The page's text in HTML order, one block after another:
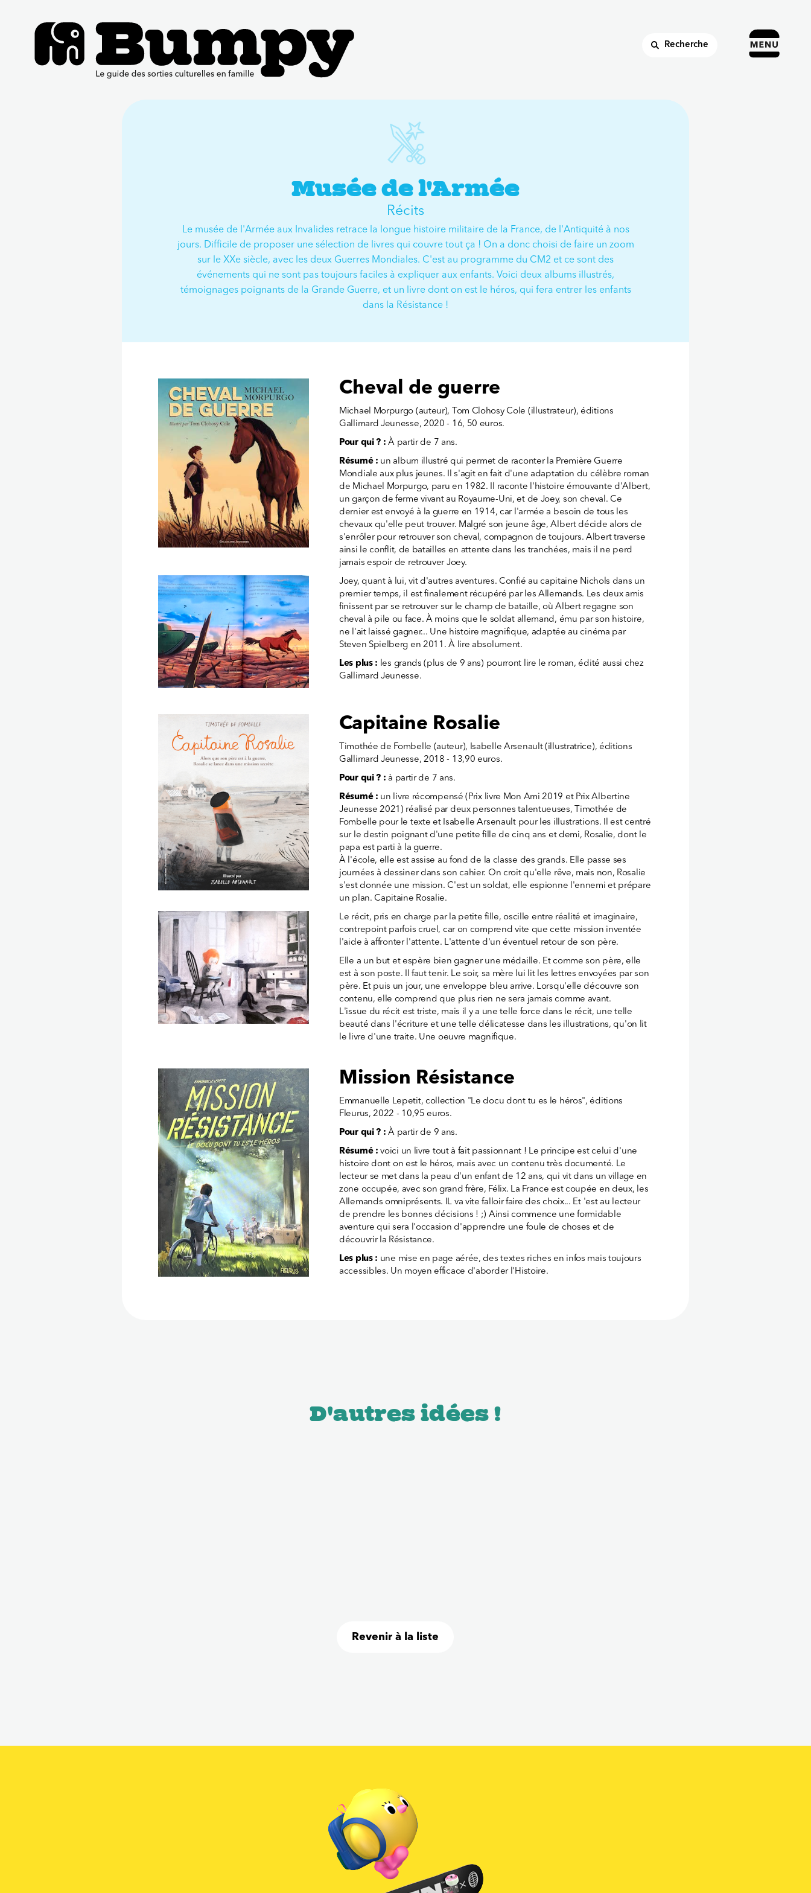
Recherche
Musée de l'Armée
Récits
Le musée de l'Armée aux Invalides retrace la longue histoire militaire de la France, de l'Antiquité à nos
jours. Difficile de proposer une sélection de livres qui couvre tout ça ! On a donc choisi de faire un zoom
sur le XXe siècle, avec les deux Guerres Mondiales. C'est au programme du CM2 et ce sont des
événements qui ne sont pas toujours faciles à expliquer aux enfants. Voici deux albums illustrés,
témoignages poignants de la Grande Guerre, et un livre dont on est le héros, qui fera entrer les enfants
dans la Résistance !
Cheval de guerre
Michael Morpurgo (auteur), Tom Clohosy Cole (illustrateur), éditions
Gallimard Jeunesse, 2020 - 16, 50 euros.
Pour qui ? : À partir de 7 ans.
Résumé : un album illustré qui permet de raconter la Première Guerre
Mondiale aux plus jeunes. Il s'agit en fait d'une adaptation du célèbre roman
de Michael Morpurgo, paru en 1982. Il raconte l'histoire émouvante d'Albert,
un garçon de ferme vivant au Royaume-Uni, et de Joey, son cheval. Ce
dernier est envoyé à la guerre en 1914, car l'armée a besoin de tous les
chevaux qu'elle peut trouver. Malgré son jeune âge, Albert décide alors de
s'enrôler pour retrouver son cheval, compagnon de toujours. Albert traverse
ainsi le conflit, de batailles en attente dans les tranchées, mais il ne perd
jamais espoir de retrouver Joey.
Joey, quant à lui, vit d'autres aventures. Confié au capitaine Nichols dans un
premier temps, il est finalement récupéré par les Allemands. Les deux amis
finissent par se retrouver sur le champ de bataille, où Albert regagne son
cheval à pile ou face. À moins que le soldat allemand, ému par son histoire,
ne l'ait laissé gagner... Une histoire magnifique, adaptée au cinéma par
Steven Spielberg en 2011. À lire absolument.
Les plus : les grands (plus de 9 ans) pourront lire le roman, édité aussi chez
Gallimard Jeunesse.
Capitaine Rosalie
Timothée de Fombelle (auteur), Isabelle Arsenault (illustratrice), éditions
Gallimard Jeunesse, 2018 - 13,90 euros.
Pour qui ? : à partir de 7 ans.
Résumé : un livre récompensé (Prix livre Mon Ami 2019 et Prix Albertine
Jeunesse 2021) réalisé par deux personnes talentueuses, Timothée de
Fombelle pour le texte et Isabelle Arsenault pour les illustrations. Il est centré
sur le destin poignant d'une petite fille de cinq ans et demi, Rosalie, dont le
papa est parti à la guerre.
À l'école, elle est assise au fond de la classe des grands. Elle passe ses
journées à dessiner dans son cahier. On croit qu'elle rêve, mais non, Rosalie
s'est donnée une mission. C'est un soldat, elle espionne l'ennemi et prépare
un plan. Capitaine Rosalie.
Le récit, pris en charge par la petite fille, oscille entre réalité et imaginaire,
contrepoint parfois cruel, car on comprend vite que cette mission inventée
l'aide à affronter l'attente. L'attente d'un éventuel retour de son père.
Elle a un but et espère bien gagner une médaille. Et comme son père, elle
est à son poste. Il faut tenir. Le soir, sa mère lui lit les lettres envoyées par son
père. Et puis un jour, une enveloppe bleu arrive. Lorsqu'elle découvre son
contenu, elle comprend que plus rien ne sera jamais comme avant.
L'issue du récit est triste, mais il y a une telle force dans le récit, une telle
beauté dans l'écriture et une telle délicatesse dans les illustrations, qu'on lit
le livre d'une traite. Une oeuvre magnifique.
Mission Résistance
Emmanuelle Lepetit, collection "Le docu dont tu es le héros", éditions
Fleurus, 2022 - 10,95 euros.
Pour qui ? :À partir de 9 ans.
Résumé :voici un livre tout à fait passionnant ! Le principe est celui d'une
histoire dont on est le héros, mais avec un contenu très documenté. Le
lecteur se met dans la peau d'un enfant de 12 ans, qui vit dans un village en
zone occupée, avec son grand frère, Félix. La France est coupée en deux, les
Allemands omniprésents. IL va vite falloir faire des choix... Et 'est au lecteur
de prendre les bonnes décisions ! ;) Ainsi commence une formidable
aventure qui sera l'occasion d'apprendre une foule de choses et de
découvrir la Résistance.
Les plus : une mise en page aérée, des textes riches en infos mais toujours
accessibles. Un moyen efficace d'aborder l'Histoire.
D'autres idées !
Revenir à la liste